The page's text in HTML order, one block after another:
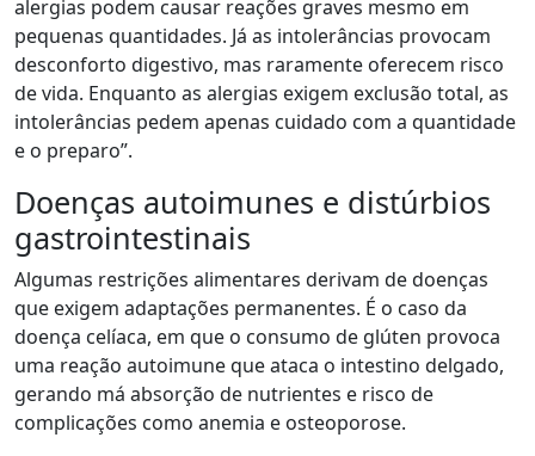
alergias podem causar reações graves mesmo em
pequenas quantidades. Já as intolerâncias provocam
desconforto digestivo, mas raramente oferecem risco
de vida. Enquanto as alergias exigem exclusão total, as
intolerâncias pedem apenas cuidado com a quantidade
e o preparo”.
Doenças autoimunes e distúrbios
gastrointestinais
Algumas restrições alimentares derivam de doenças
que exigem adaptações permanentes. É o caso da
doença celíaca, em que o consumo de glúten provoca
uma reação autoimune que ataca o intestino delgado,
gerando má absorção de nutrientes e risco de
complicações como anemia e osteoporose.